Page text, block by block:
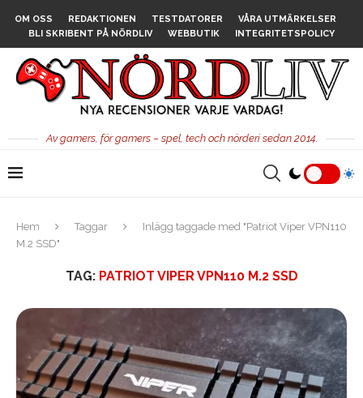
OM OSS REDAKTIONEN TESTDATORER
VÅRA UTMÄRKELSER
BLI SKRIBENT PÅ NÖRDLIV
WEBBUTIK INTEGRITETSPOLICY
Av gamers, för gamers – spel, tech och nörderi sedan 2014.
Hem Taggar
Inlägg taggade med "Patriot Viper VPN110
M.2 SSD"
TAG: PATRIOT VIPER VPN110 M.2 SSD